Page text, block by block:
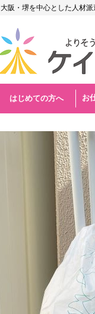
大阪・堺を中心とした人材
はじめての方へ お